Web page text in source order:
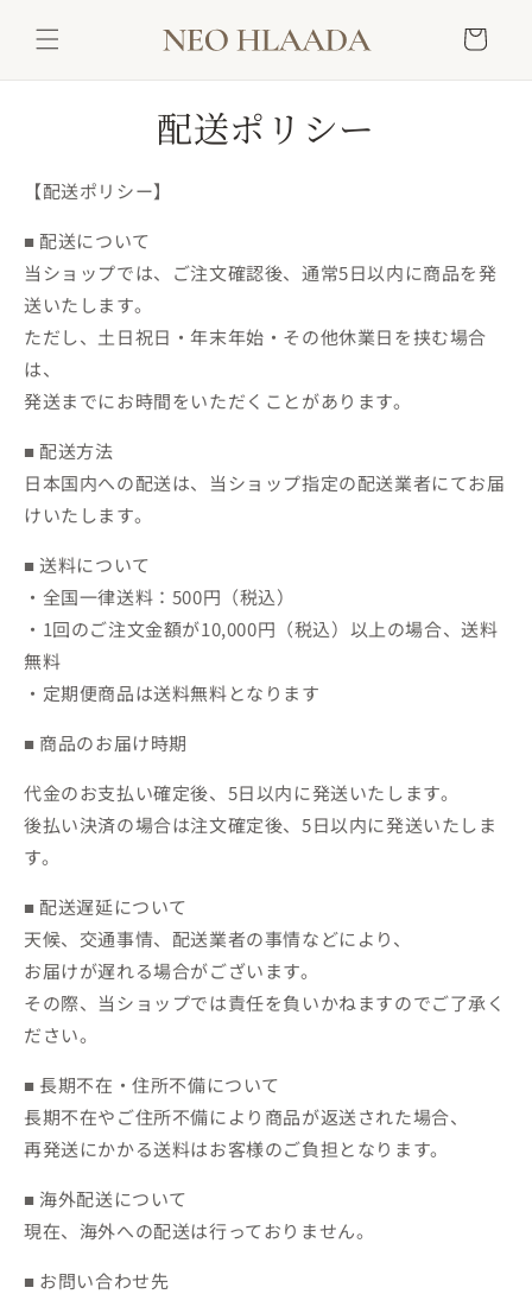
ンツに
進む
ー
配送ポリシー
【配送ポリシー】
■ 配送について
当ショップでは、ご注文確認後、通常5日以内に商品を発
送いたします。
ただし、土日祝日・年末年始・その他休業日を挟む場合
は、
発送までにお時間をいただくことがあります。
■ 配送方法
日本国内への配送は、当ショップ指定の配送業者にてお届
けいたします。
■ 送料について
・全国一律送料：500円（税込）
・1回のご注文金額が10,000円（税込）以上の場合、送料
無料
・定期便商品は送料無料となります
■ 商品のお届け時期
代金のお支払い確定後、5日以内に発送いたします。
後払い決済の場合は注文確定後、5日以内に発送いたしま
す。
■ 配送遅延について
天候、交通事情、配送業者の事情などにより、
お届けが遅れる場合がございます。
その際、当ショップでは責任を負いかねますのでご了承く
ださい。
■ 長期不在・住所不備について
長期不在やご住所不備により商品が返送された場合、
再発送にかかる送料はお客様のご負担となります。
■ 海外配送について
現在、海外への配送は行っておりません。
■ お問い合わせ先